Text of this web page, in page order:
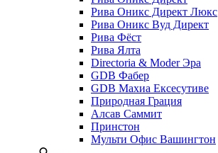
Рива Оникс Директ Люкс
Рива Оникс Вуд Директ
Рива Фёст
Рива Ялта
Directoria & Moder Эра
GDB Фабер
GDB Махиа Ексесутиве
Природная Грация
Алсав Саммит
Принстон
Мульти Офис Вашингтон